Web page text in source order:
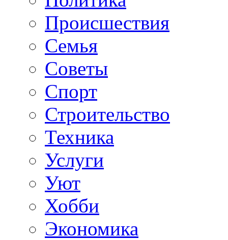
Происшествия
Семья
Советы
Спорт
Строительство
Техника
Услуги
Уют
Хобби
Экономика